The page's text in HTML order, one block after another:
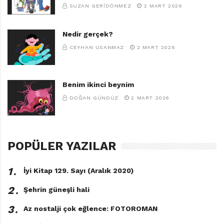
grup hâlinde okumak, alınacak yararı ve keyfi
SUZAN GERIDÖNMEZ 2 MART 2026
Nedir gerçek?
CEYHAN USANMAZ 2 MART 2026
Benim ikinci beynim
DOĞAN GÜNDÜZ 2 MART 2026
POPÜLER YAZILAR
1․ İyi Kitap 129. Sayı (Aralık 2020)
2․ Şehrin güneşli hali
3․ Az nostalji çok eğlence: FOTOROMAN